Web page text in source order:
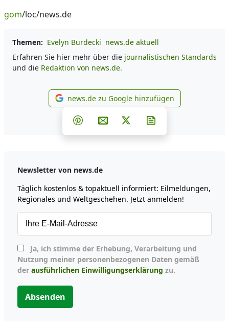
gom/loc/news.de
Themen: Evelyn Burdecki news.de aktuell
Erfahren Sie hier mehr über die journalistischen Standards
und die Redaktion von news.de.
news.de zu Google
news.de zu Google hinzufügen
Teilen auf Facebook
Teilen auf Whatsapp
Teilen auf Telegram
Teilen auf Pinterest
Per E-Mail teilen
Post auf X
Newsletter von news.de
Täglich kostenlos & topaktuell informiert: Eilmeldungen,
Regionales und Weltgeschehen. Jetzt anmelden!
Nutzung meiner personenbezogenen Daten gemäß
der ausführlichen Einwilligungserklärung zu.
Absenden